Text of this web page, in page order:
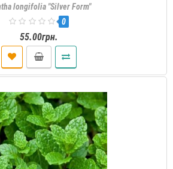
longifolia "Silver Form"
0
55.00грн.